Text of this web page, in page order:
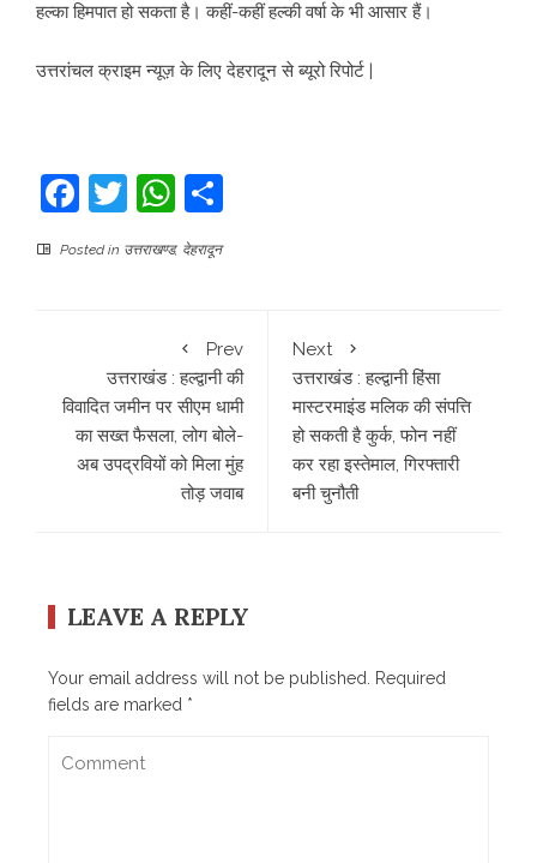
हल्का हिमपात हो सकता है। कहीं-कहीं हल्की वर्षा के भी आसार हैं।
उत्तरांचल क्राइम न्यूज़ के लिए देहरादून से ब्यूरो रिपोर्ट |
Facebook
TwitterWhatsApp
Posted in उत्तराखण्ड, देहरादून
Prev
उत्तराखंड : हल्द्वानी की
विवादित जमीन पर सीएम धामी
का सख्त फैसला, लोग बोले-
अब उपद्रवियों को मिला मुंह
तोड़ जवाब
Next
उत्तराखंड : हल्द्वानी हिंसा
मास्टरमाइंड मलिक की संपत्ति
हो सकती है कुर्क, फोन नहीं
कर रहा इस्तेमाल, गिरफ्तारी
बनी चुनौती
LEAVE A REPLY
Your email address will not be published.
Required
fields are marked *